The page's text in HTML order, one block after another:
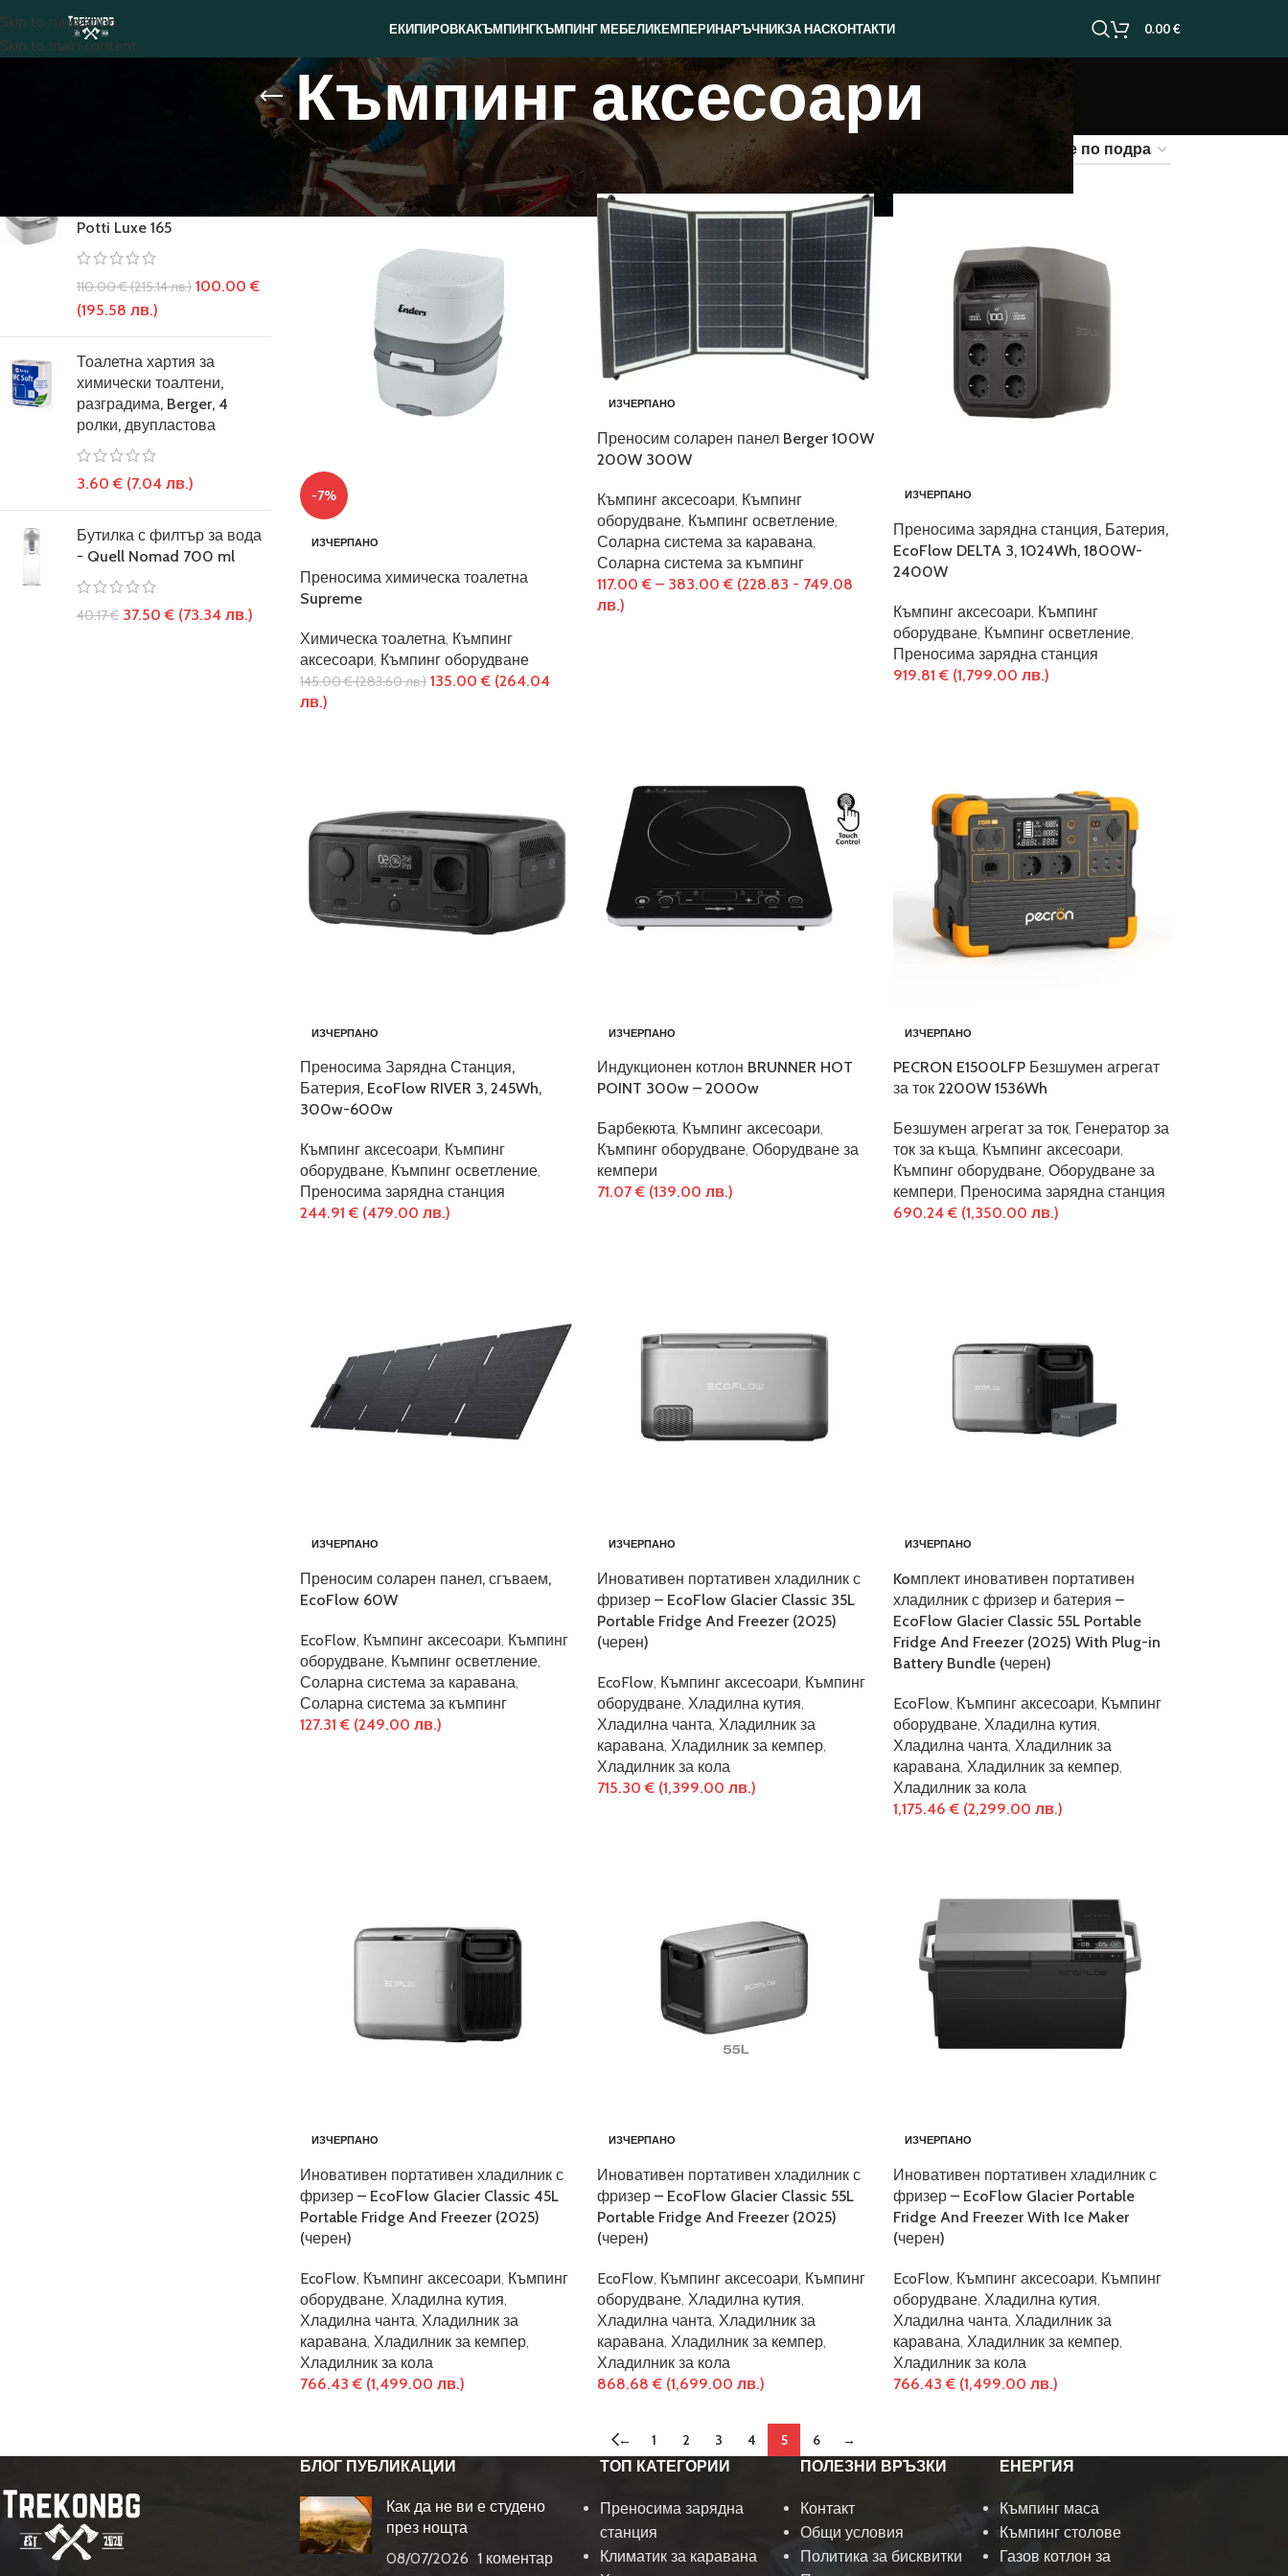
Skip to navigation
Skip to main content
ЕКИПИРОВКАКЪМПИНГКЪМПИНГ МЕБЕЛИКЕМПЕРИНАРЪЧНИКЗА НАСКОНТАКТИ 0.00€
Къмпинг аксесоари
Potti Luxe 165
110.00€(215.14 лв.) 100.00€
(195.58 лв.)
Тоалетна хартия за
химически тоалтени,
разградима, Berger, 4
ролки, двупластова
3.60€ (7.04 лв.)
Бутилка с филтър за вода
- Quell Nomad 700 ml
40.17€ 37.50€ (73.34 лв.)
Начало/Къмпинг аксесоари Страница 5
-7%
ИЗЧЕРПАНО
Преносима химическа тоалетна
Supreme
Химическа тоалетна, Къмпинг
аксесоари, Къмпинг оборудване
145.00€(283.60 лв.) 135.00€ (264.04
лв.)
ИЗЧЕРПАНО
Преносим соларен панел Berger 100W
200W 300W
Къмпинг аксесоари, Къмпинг
оборудване, Къмпинг осветление,
Соларна система за каравана,
Соларна система за къмпинг
117.00€ – 383.00€ (228.83 - 749.08
лв.)
ИЗЧЕРПАНО
Преносима зарядна станция, Батерия,
EcoFlow DELTA 3, 1024Wh, 1800W-
2400W
Къмпинг аксесоари, Къмпинг
оборудване, Къмпинг осветление,
Преносима зарядна станция
919.81€ (1,799.00 лв.)
ИЗЧЕРПАНО
Преносима Зарядна Станция,
Батерия, EcoFlow RIVER 3, 245Wh,
300w-600w
Къмпинг аксесоари, Къмпинг
оборудване, Къмпинг осветление,
Преносима зарядна станция
244.91€ (479.00 лв.)
ИЗЧЕРПАНО
Индукционен котлон BRUNNER HOT
POINT 300w – 2000w
Барбекюта, Къмпинг аксесоари,
Къмпинг оборудване, Оборудване за
кемпери
71.07€ (139.00 лв.)
ИЗЧЕРПАНО
PECRON E1500LFP Безшумен агрегат
за ток 2200W 1536Wh
Безшумен агрегат за ток, Генератор за
ток за къща, Къмпинг аксесоари,
Къмпинг оборудване, Оборудване за
кемпери, Преносима зарядна станция
690.24€ (1,350.00 лв.)
ИЗЧЕРПАНО
Преносим соларен панел, сгъваем,
EcoFlow 60W
EcoFlow, Къмпинг аксесоари, Къмпинг
оборудване, Къмпинг осветление,
Соларна система за каравана,
Соларна система за къмпинг
127.31€ (249.00 лв.)
ИЗЧЕРПАНО
Иновативен портативен хладилник с
фризер – EcoFlow Glacier Classic 35L
Portable Fridge And Freezer (2025)
(черен)
EcoFlow, Къмпинг аксесоари, Къмпинг
оборудване, Хладилна кутия,
Хладилна чанта, Хладилник за
каравана, Хладилник за кемпер,
Хладилник за кола
715.30€ (1,399.00 лв.)
ИЗЧЕРПАНО
Koмплект иновативен портативен
хладилник с фризер и батерия –
EcoFlow Glacier Classic 55L Portable
Fridge And Freezer (2025) With Plug-in
Battery Bundle (черен)
EcoFlow, Къмпинг аксесоари, Къмпинг
оборудване, Хладилна кутия,
Хладилна чанта, Хладилник за
каравана, Хладилник за кемпер,
Хладилник за кола
1,175.46€ (2,299.00 лв.)
ИЗЧЕРПАНО
Иновативен портативен хладилник с
фризер – EcoFlow Glacier Classic 45L
Portable Fridge And Freezer (2025)
(черен)
EcoFlow, Къмпинг аксесоари, Къмпинг
оборудване, Хладилна кутия,
Хладилна чанта, Хладилник за
каравана, Хладилник за кемпер,
Хладилник за кола
766.43€ (1,499.00 лв.)
ИЗЧЕРПАНО
Иновативен портативен хладилник с
фризер – EcoFlow Glacier Classic 55L
Portable Fridge And Freezer (2025)
(черен)
EcoFlow, Къмпинг аксесоари, Къмпинг
оборудване, Хладилна кутия,
Хладилна чанта, Хладилник за
каравана, Хладилник за кемпер,
Хладилник за кола
868.68€ (1,699.00 лв.)
ИЗЧЕРПАНО
Иновативен портативен хладилник с
фризер – EcoFlow Glacier Portable
Fridge And Freezer With Ice Maker
(черен)
EcoFlow, Къмпинг аксесоари, Къмпинг
оборудване, Хладилна кутия,
Хладилна чанта, Хладилник за
каравана, Хладилник за кемпер,
Хладилник за кола
766.43€ (1,499.00 лв.)
← 1 2 3 4 5 6 →
БЛОГ ПУБЛИКАЦИИ
Как да не ви е студено
през нощта
08/07/2026 1 коментар
ТОП КАТЕГОРИИ
Преносима зарядна
станция
Климатик за каравана
ПОЛЕЗНИ ВРЪЗКИ
Контакт
Общи условия
Политика за бисквитки
ЕНЕРГИЯ
Къмпинг маса
Къмпинг столове
Газов котлон за